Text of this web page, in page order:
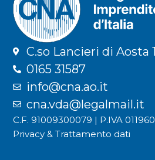
C.so Lancieri di Aosta
0165 31587
info@cna.ao.it
cna.vda@legalmail.it
C.F. 91009300079 | P.IVA
Privacy & Trattamento dati